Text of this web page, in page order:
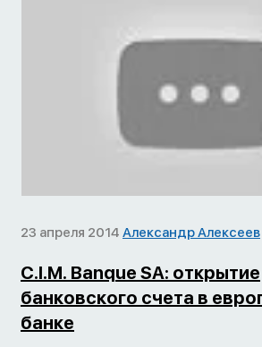
23 апреля 2014 Александр Алексеев
C.I.M. Banque SA: открытие
банковского счета в
банке